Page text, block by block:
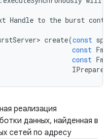
Handle to the burst
create(const
const
const
реализация
данных, найденная в
сетей по адресу